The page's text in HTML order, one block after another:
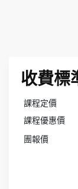
收費標
課程定價
課程優惠價
團報價